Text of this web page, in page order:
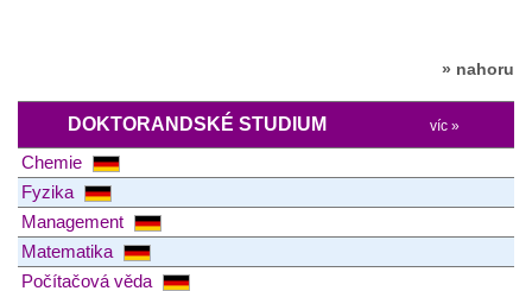
» nahoru
DOKTORANDSKÉ STUDIUM víc »
Chemie
Fyzika
Management
Matematika
Počítačová věda